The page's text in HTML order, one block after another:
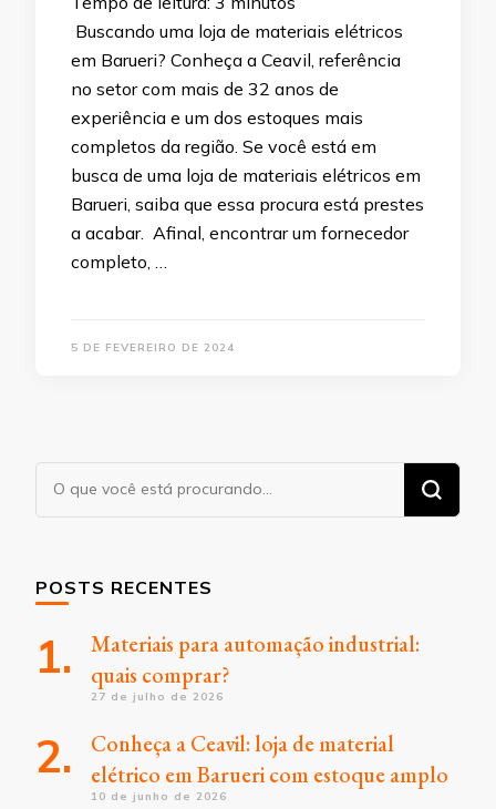
Buscando uma loja de materiais elétricos
em Barueri? Conheça a Ceavil, referência
no setor com mais de 32 anos de
experiência e um dos estoques mais
completos da região. Se você está em
busca de uma loja de materiais elétricos em
Barueri, saiba que essa procura está prestes
a acabar. Afinal, encontrar um fornecedor
completo, …
5 DE FEVEREIRO DE 2024
Procurando
algo?
POSTS RECENTES
Materiais para automação industrial:
quais comprar?
27 de julho de 2026
Conheça a Ceavil: loja de material
elétrico em Barueri com estoque amplo
10 de junho de 2026